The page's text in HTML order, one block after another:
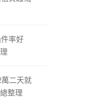
率好
萬二天就
整理